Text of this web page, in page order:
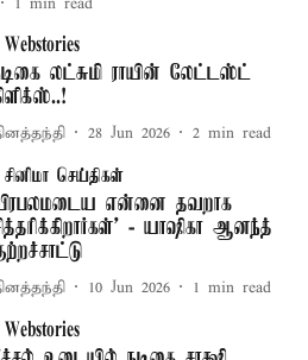
1 min read
Webstories
லட்சுமி ராயின் லேட்டஸ்ட்
28 Jun 2026 2 min read
சினிமா செய்திகள்
என்னை தவறாக
- யாஷிகா ஆனந்த்
10 Jun 2026 1 min read
Webstories